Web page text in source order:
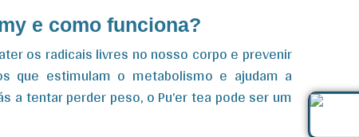
e como funciona?
os radicais livres no nosso corpo e prevenir
que estimulam o metabolismo e ajudam a
a tentar perder peso, o Pu’er tea pode ser um